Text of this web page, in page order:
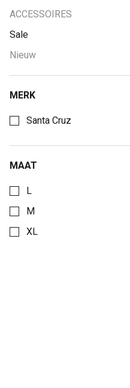
ACCESSOIRES
Sale
Nieuw
MERK
Santa Cruz
MAAT
L
M
XL